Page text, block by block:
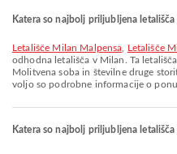
Katera so najbolj priljubljena
Letališče Milan Malpensa Letališče
odhodna letališča v Milan. Ta
Molitvena soba in številne druge
voljo so podrobne informacije o
Katera so najbolj priljubljena